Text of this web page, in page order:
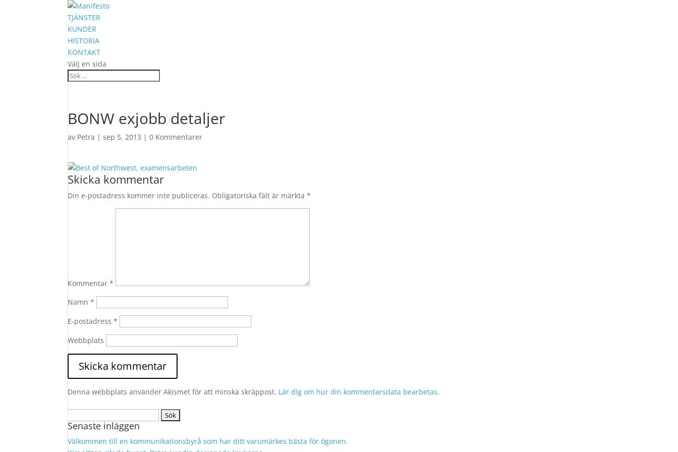
TJÄNSTER
KUNDER
HISTORIA
KONTAKT
Välj en sida
BONW exjobb detaljer
av Petra |sep 5, 2013 |0 Kommentarer
Skicka kommentar
Din e-postadress kommer inte publiceras. Obligatoriska fält är märkta*
Kommentar*
Namn*
E-postadress*
Webbplats
Denna webbplats använder Akismet för att minska skräppost. Lär dig om hur din kommentarsdata bearbetas.
efter:
Senaste inläggen
Välkommen till en kommunikationsbyrå som har ditt varumärkes bästa för ögonen.